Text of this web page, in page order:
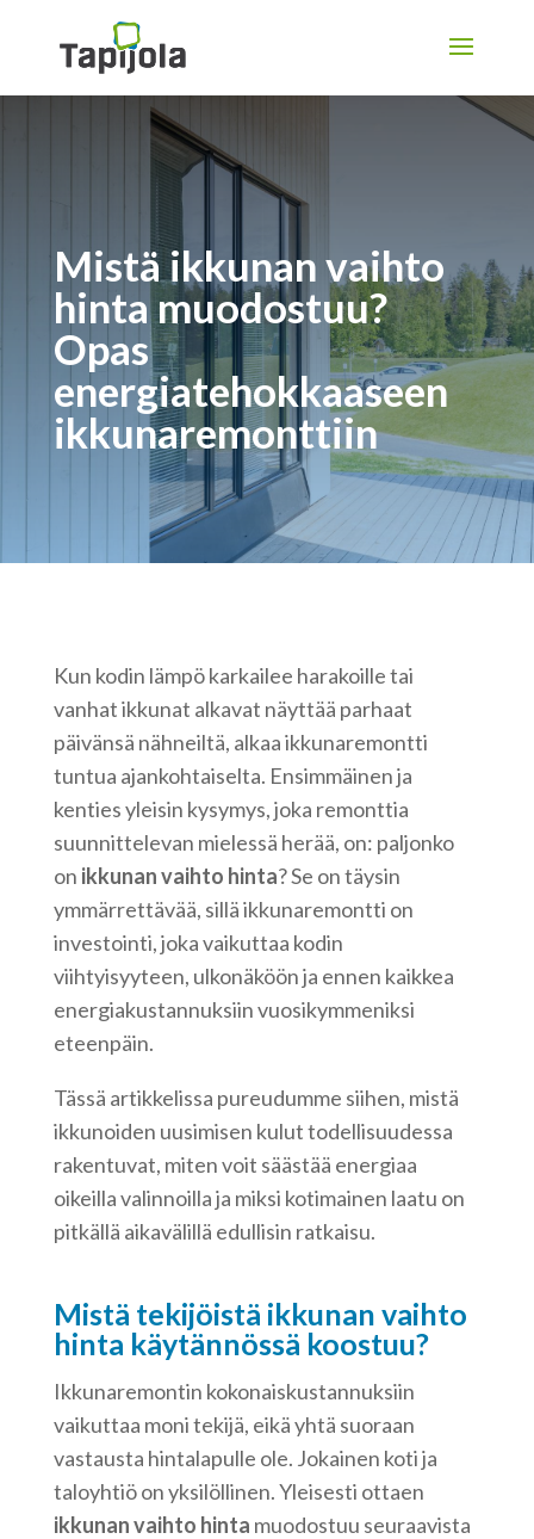
Mistä ikkunan vaihto
hinta muodostuu?
Opas
energiatehokkaaseen
ikkunaremonttiin
Kun kodin lämpö karkailee harakoille tai
vanhat ikkunat alkavat näyttää parhaat
päivänsä nähneiltä, alkaa ikkunaremontti
tuntua ajankohtaiselta. Ensimmäinen ja
kenties yleisin kysymys, joka remonttia
suunnittelevan mielessä herää, on: paljonko
on ikkunan vaihto hinta? Se on täysin
ymmärrettävää, sillä ikkunaremontti on
investointi, joka vaikuttaa kodin
viihtyisyyteen, ulkonäköön ja ennen kaikkea
energiakustannuksiin vuosikymmeniksi
eteenpäin.
Tässä artikkelissa pureudumme siihen, mistä
ikkunoiden uusimisen kulut todellisuudessa
rakentuvat, miten voit säästää energiaa
oikeilla valinnoilla ja miksi kotimainen laatu on
pitkällä aikavälillä edullisin ratkaisu.
Mistä tekijöistä ikkunan vaihto
hinta käytännössä koostuu?
Ikkunaremontin kokonaiskustannuksiin
vaikuttaa moni tekijä, eikä yhtä suoraan
vastausta hintalapulle ole. Jokainen koti ja
taloyhtiö on yksilöllinen. Yleisesti ottaen
ikkunan vaihto hinta muodostuu seuraavista